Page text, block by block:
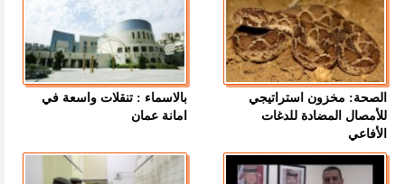
الصحة: مخزون استراتيجي
للأمصال المضادة للدغات
الأفاعي
بالاسماء : تنقلات واسعة في
امانة عمان